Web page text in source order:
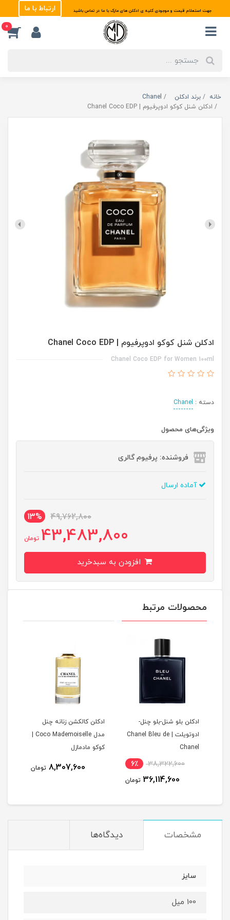
جهت استعلام قیمت و موجودی کلیه ی ادکلن های مارک با ما در تماس باشید ارتباط با ما
0
خانه برند ادکلن
Chanel
ادکلن شنل کوکو ادوپرفیوم | Chanel Coco EDP
ادکلن شنل کوکو ادوپرفیوم | Chanel Coco EDP
Chanel Coco EDP for Women 100ml
دسته : Chanel
ویژگی‌های محصول
فروشنده: پرفیوم گالری
آماده ارسال
49,762,800
13%
43,483,800 تومان
محصولات مرتبط
ادکلن بلو شنل-بلو چنل-
ادوتویلت | Chanel Bleu de
Chanel
38,322,600 6٪
36,114,600 تومان
ادکلن کالکشن زنانه چنل
کوکو مادمازل
8,307,600 تومان
مشخصات دیدگاه‌ها
سایز
100 میل